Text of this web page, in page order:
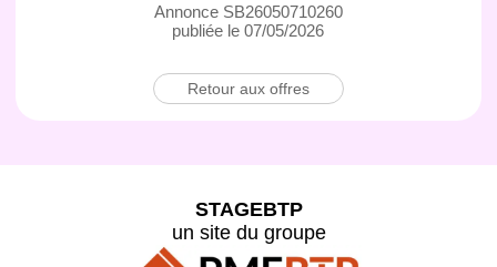
Annonce SB26050710260
publiée le 07/05/2026
Retour aux offres
STAGEBTP
un site du groupe